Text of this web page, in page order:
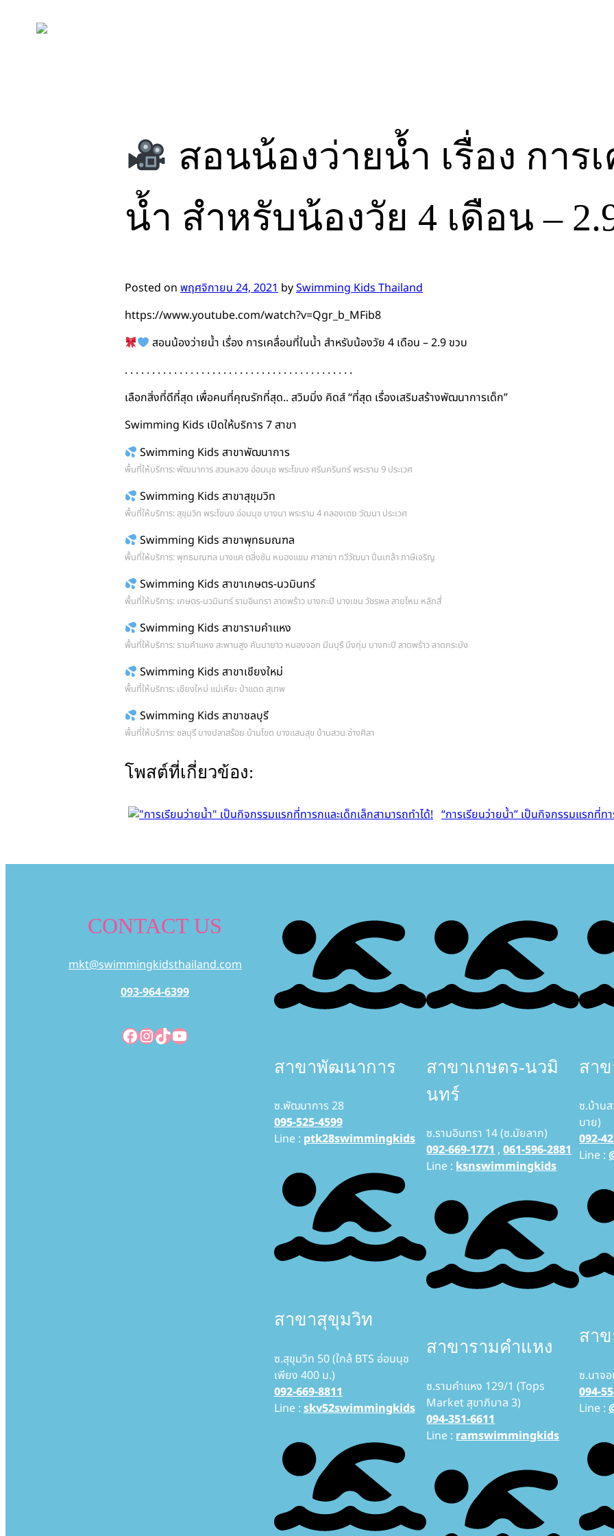
สอนน้องว่ายน้ำ เรื่อง การ
น้ำ สำหรับน้องวัย 4 เดือน –
Posted on พฤศจิกายน 24, 2021 bySwimming Kids Thailand
https://www.youtube.com/watch?v=Qgr_b_MFib8
สอนน้องว่ายน้ำ เรื่อง การเคลื่อนที่ในน้ำ สำหรับน้องวัย 4 เดือน – 2.9 ขวบ
. . . . . . . . . . . . . . . . . . . . . . . . . . . . . . . . . . . . . . . . . .
เลือกสิ่งที่ดีที่สุด เพื่อคนที่คุณรักที่สุด.. สวิมมิ่ง คิดส์ “ที่สุด เรื่องเสริมสร้างพัฒนาการเด็ก”
Swimming Kids เปิดให้บริการ 7 สาขา
Swimming Kids สาขาพัฒนาการ
พื้นที่ให้บริการ: พัฒนาการ สวนหลวง อ่อนนุช พระโขนง ศรีนครินทร์ พระราม 9 ประเวศ
Swimming Kids สาขาสุขุมวิท
พื้นที่ให้บริการ: สุขุมวิท พระโขนง อ่อนนุช บางนา พระราม 4 คลองเตย วัฒนา ประเวศ
Swimming Kids สาขาพุทธมณฑล
พื้นที่ให้บริการ: พุทธมณฑล บางแค ตลิ่งชัน หนองแขม ศาลายา ทวีวัฒนา ปิ่นเกล้า ภาษีเจริญ
Swimming Kids สาขาเกษตร-นวมินทร์
พื้นที่ให้บริการ: เกษตร-นวมินทร์ รามอินทรา ลาดพร้าว บางกะปิ บางเขน วัชรพล สายไหม หลักสี่
Swimming Kids สาขารามคำแหง
พื้นที่ให้บริการ: รามคำแหง สะพานสูง คันนายาว หนองจอก มีนบุรี บึงกุ่ม บางกะปิ ลาดพร้าว ลาดกระบัง
Swimming Kids สาขาเชียงใหม่
พื้นที่ให้บริการ: เชียงใหม่ แม่เหียะ ป่าแดด สุเทพ
Swimming Kids สาขาชลบุรี
พื้นที่ให้บริการ: ชลบุรี บางปลาสร้อย บ้านโขด บางแสนสุข บ้านสวน อ่างศิลา
โพสต์ที่เกี่ยวข้อง:
“การเรียนว่ายน้ำ” เป็นกิจกรรมแรกที่ท
CONTACT US
mkt@swimmingkidsthailand.com
093-964-6399
Facebook
Instagram
TikTok
YouTube
สาขาพัฒนาการ
ซ.พัฒนาการ 28
095-525-4599
Line : ptk28swimmingkids
สาขาสุขุมวิท
ซ.สุขุมวิท 50 (ใกล้ BTS อ่อนนุช
เพียง 400 ม.)
092-669-8811
Line : skv52swimmingkids
สาขาเกษตร-นวมิ
นทร์
ซ.รามอินทรา 14 (ซ.มัยลาภ)
092-669-1771,061-596-2881
Line :ksnswimmingkids
สาขารามคำแหง
ซ.รามคำแหง 129/1 (Tops
Market สุขาภิบาล 3)
094-351-6611
Line : ramswimmingkids
สา
ซ.บ้าน
บาย)
092-
Line :
สา
ซ.นาจ
094-
Line :